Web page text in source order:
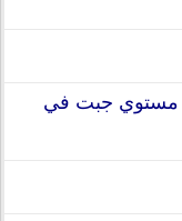
مستوي جبت في